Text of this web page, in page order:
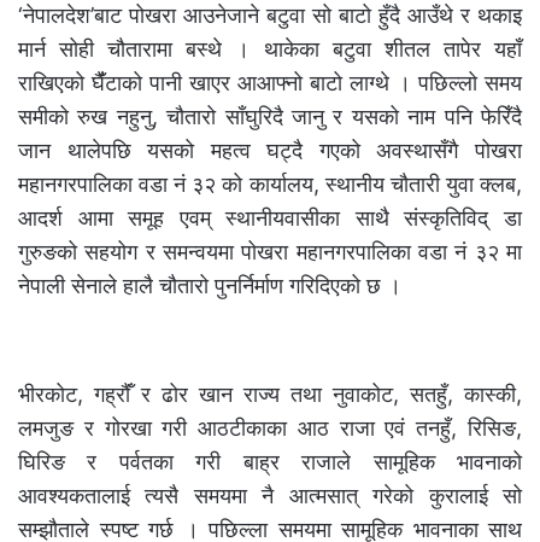
‘नेपालदेश’बाट पोखरा आउनेजाने बटुवा सो बाटो हुँदै आउँथे र थकाइ
मार्न सोही चौतारामा बस्थे । थाकेका बटुवा शीतल तापेर यहाँ
राखिएको घैंँटाको पानी खाएर आआफ्नो बाटो लाग्थे । पछिल्लो समय
समीको रुख नहुनु, चौतारो साँघुरिदै जानु र यसको नाम पनि फेरिँदै
जान थालेपछि यसको महत्व घट्दै गएको अवस्थासँगै पोखरा
महानगरपालिका वडा नं ३२ को कार्यालय, स्थानीय चौतारी युवा क्लब,
आदर्श आमा समूह एवम् स्थानीयवासीका साथै संस्कृतिविद् डा
गुरुङको सहयोग र समन्वयमा पोखरा महानगरपालिका वडा नं ३२ मा
नेपाली सेनाले हालै चौतारो पुनर्निर्माण गरिदिएको छ ।
भीरकोट, गह्रौंँ र ढोर खान राज्य तथा नुवाकोट, सतहुँ, कास्की,
लमजुङ र गोरखा गरी आठटीकाका आठ राजा एवं तनहुँ, रिसिङ,
घिरिङ र पर्वतका गरी बाह्र राजाले सामूहिक भावनाको
आवश्यकतालाई त्यसै समयमा नै आत्मसात् गरेको कुरालाई सो
सम्झौताले स्पष्ट गर्छ । पछिल्ला समयमा सामूहिक भावनाका साथ